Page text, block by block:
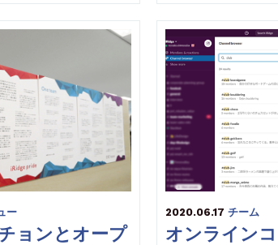
ー
ョンとオープ
2020.06.17 チーム
オンライン